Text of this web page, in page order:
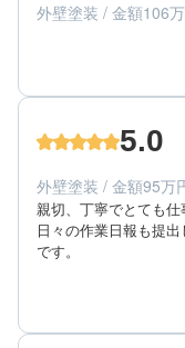
築年数：15年
外壁塗装 / 金額106
担当者
40代/女性/一戸建て
築年数：15年
5.0
外壁塗装 / 金額95万
親切、丁寧でとても仕
日々の作業日報も提
です。
満足度